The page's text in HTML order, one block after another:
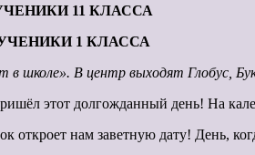
11 КЛАССА
1 КЛАССА
в школе». В центр выходят Глобус,
этот долгожданный день! На
откроет нам заветную дату! День,